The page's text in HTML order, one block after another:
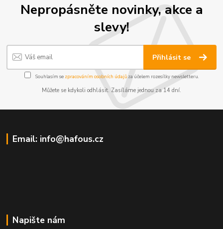
Nepropásněte novinky, akce a
slevy!
Přihlásit se
Souhlasím se zpracováním osobních údajůza účelem rozesílky newsletteru.
Můžete se kdykoli odhlásit. Zasíláme jednou za 14 dní.
Email: info@hafous.cz
Napište nám